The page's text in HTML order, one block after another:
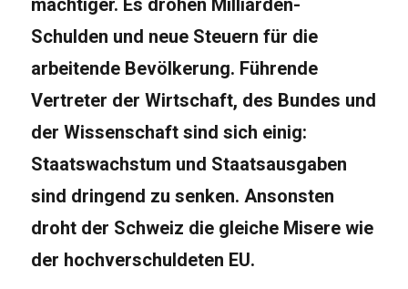
mächtiger. Es drohen Milliarden-
Schulden und neue Steuern für die
arbeitende Bevölkerung. Führende
Vertreter der Wirtschaft, des Bundes und
der Wissenschaft sind sich einig:
Staatswachstum und Staatsausgaben
sind dringend zu senken. Ansonsten
droht der Schweiz die gleiche Misere wie
der hochverschuldeten EU.